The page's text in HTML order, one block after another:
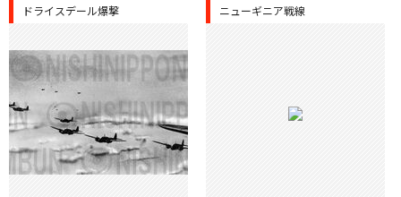
ドライスデール爆撃 ニューギニア戦線